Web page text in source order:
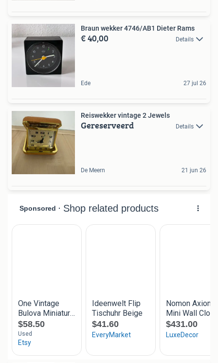
Braun wekker 4746/AB1 Dieter Rams
€ 40,00 Details
Ede 27 jul 26
Reiswekker vintage 2 Jewels
Gereserveerd Details
De Meern 21 jun 26